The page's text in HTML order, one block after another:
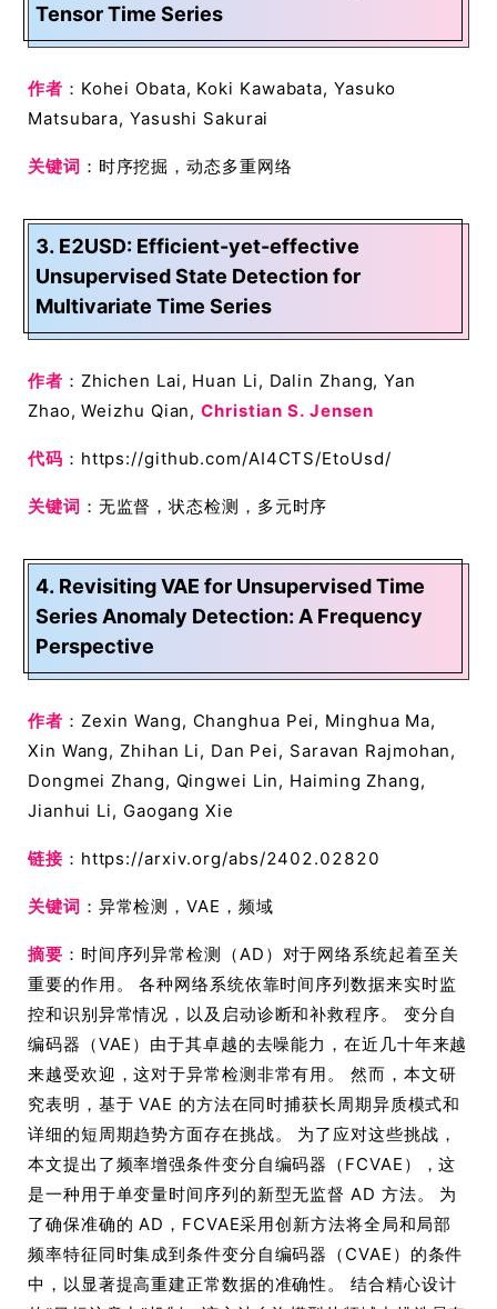
Tensor Time Series
作者 ：Kohei Obata, Koki Kawabata, Yasuko
Matsubara, Yasushi Sakurai
关键词 ：时序挖掘，动态多重网络
3. E2USD: Efficient-yet-effective
Unsupervised State Detection for
Multivariate Time Series
作者 ：Zhichen Lai, Huan Li, Dalin Zhang, Yan
Zhao, Weizhu Qian,Christian S. Jensen
代码 ：https://github.com/AI4CTS/EtoUsd/
关键词 ：无监督，状态检测，多元时序
4. Revisiting VAE for Unsupervised Time
Series Anomaly Detection: A Frequency
Perspective
作者 ：Zexin Wang, Changhua Pei, Minghua Ma,
Xin Wang, Zhihan Li, Dan Pei, Saravan Rajmohan,
Dongmei Zhang, Qingwei Lin, Haiming Zhang,
Jianhui Li, Gaogang Xie
链接：https://arxiv.org/abs/2402.02820
关键词 ：异常检测，VAE，频域
摘要 ：时间序列异常检测（AD）对于网络系统起着至关
重要的作用。 各种网络系统依靠时间序列数据来实时监
控和识别异常情况，以及启动诊断和补救程序。 变分自
编码器（VAE）由于其卓越的去噪能力，在近几十年来越
来越受欢迎，这对于异常检测非常有用。 然而，本文研
究表明，基于 VAE 的方法在同时捕获长周期异质模式和
详细的短周期趋势方面存在挑战。 为了应对这些挑战，
本文提出了频率增强条件变分自编码器（FCVAE），这
是一种用于单变量时间序列的新型无监督 AD 方法。 为
了确保准确的 AD，FCVAE采用创新方法将全局和局部
频率特征同时集成到条件变分自编码器（CVAE）的条件
中，以显著提高重建正常数据的准确性。 结合精心设计